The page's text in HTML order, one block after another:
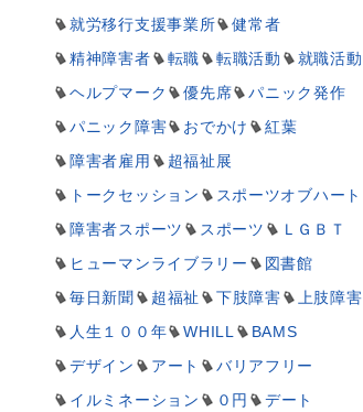
就労移行支援事業所
健常者
精神障害者
転職 転職活動
就職活動
ヘルプマーク
優先席
パニック発作
パニック障害
おでかけ
紅葉
障害者雇用
超福祉展
トークセッション
スポーツオブハート
障害者スポーツ
スポーツ
ＬＧＢＴ
ヒューマンライブラリー
図書館
毎日新聞
超福祉 下肢障害
上肢障害
人生１００年
WHILL
BAMS
デザイン
アート
バリアフリー
イルミネーション
０円
デート